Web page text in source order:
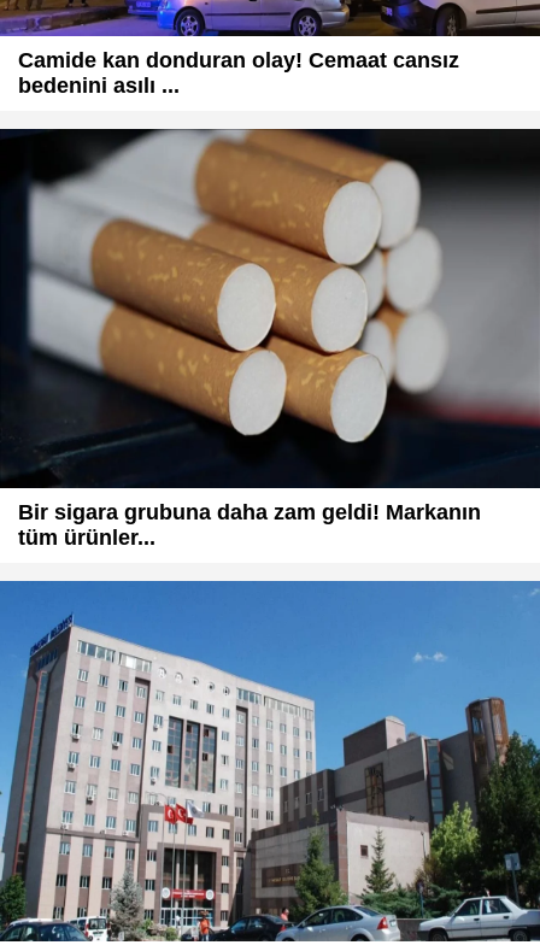
Camide kan donduran olay! Cemaat cansız
bedenini asılı ...
Bir sigara grubuna daha zam geldi! Markanın
tüm ürünler...